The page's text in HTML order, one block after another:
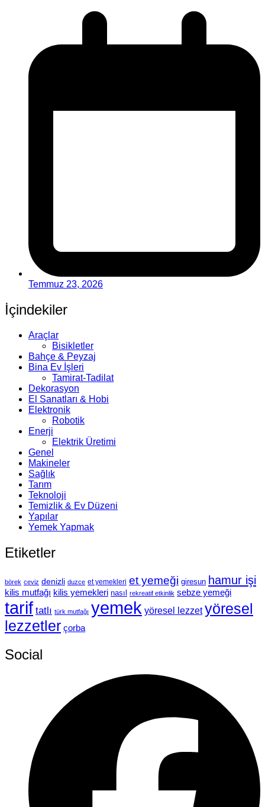
Temmuz 23, 2026
İçindekiler
Araçlar
Bisikletler
Bahçe & Peyzaj
Bina Ev İşleri
Tamirat-Tadilat
Dekorasyon
El Sanatları & Hobi
Elektronik
Robotik
Enerji
Elektrik Üretimi
Genel
Makineler
Sağlık
Tarım
Teknoloji
Temizlik & Ev Düzeni
Yapılar
Yemek Yapmak
Etiketler
börek ceviz denizli duzce et yemekleri et yemeği giresun hamur işi
kilis mutfağı kilis yemekleri nasıl rekreatif etkinlik sebze yemeği
tarif tatlı türk mutfağı yemek yöresel lezzet yöresel
lezzetler çorba
Social